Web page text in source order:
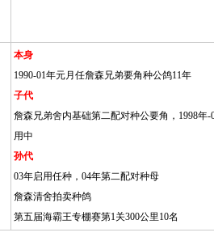
本身
1990-01年元月任詹森兄弟要角种公鸽11年
子代
詹森兄弟舍内基础第二配对种公要角，1998年-
用中
孙代
03年启用任种，04年第二配对种母
詹森清舍拍卖种鸽
第五届海霸王专棚赛第1关300公里10名